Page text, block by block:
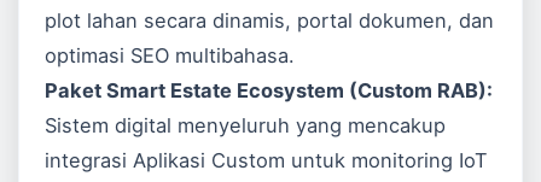
plot lahan secara dinamis, portal dokumen, dan
optimasi SEO multibahasa.
Paket Smart Estate Ecosystem (Custom RAB):
Sistem digital menyeluruh yang mencakup
integrasiAplikasi Custom untuk monitoring IoT